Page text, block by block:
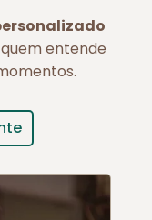
entende